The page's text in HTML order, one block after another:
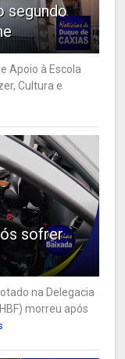
segundo
Apoio à Escola
Cultura e
sofrer
na Delegacia
morreu após